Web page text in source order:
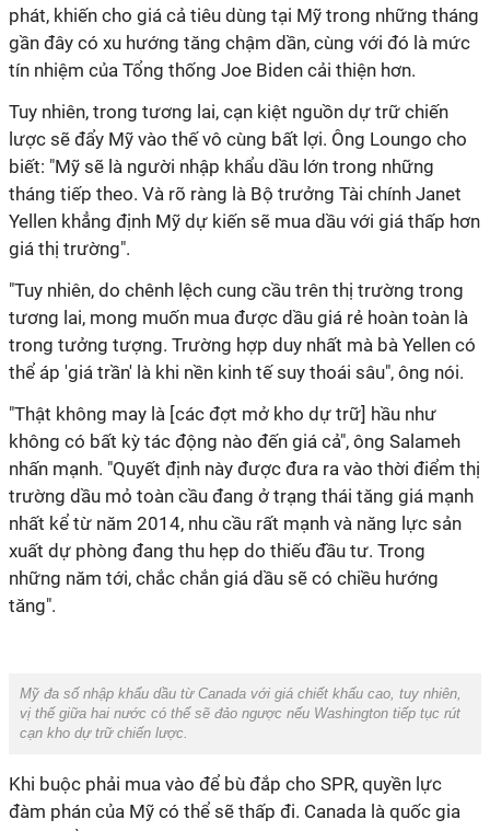
phát, khiến cho giá cả tiêu dùng tại Mỹ trong những tháng
gần đây có xu hướng tăng chậm dần, cùng với đó là mức
tín nhiệm của Tổng thống Joe Biden cải thiện hơn.
Tuy nhiên, trong tương lai, cạn kiệt nguồn dự trữ chiến
lược sẽ đẩy Mỹ vào thế vô cùng bất lợi. Ông Loungo cho
biết: "Mỹ sẽ là người nhập khẩu dầu lớn trong những
tháng tiếp theo. Và rõ ràng là Bộ trưởng Tài chính Janet
Yellen khẳng định Mỹ dự kiến sẽ mua dầu với giá thấp hơn
giá thị trường".
"Tuy nhiên, do chênh lệch cung cầu trên thị trường trong
tương lai, mong muốn mua được dầu giá rẻ hoàn toàn là
trong tưởng tượng. Trường hợp duy nhất mà bà Yellen có
thể áp 'giá trần' là khi nền kinh tế suy thoái sâu", ông nói.
"Thật không may là [các đợt mở kho dự trữ] hầu như
không có bất kỳ tác động nào đến giá cả", ông Salameh
nhấn mạnh. "Quyết định này được đưa ra vào thời điểm thị
trường dầu mỏ toàn cầu đang ở trạng thái tăng giá mạnh
nhất kể từ năm 2014, nhu cầu rất mạnh và năng lực sản
xuất dự phòng đang thu hẹp do thiếu đầu tư. Trong
những năm tới, chắc chắn giá dầu sẽ có chiều hướng
tăng".
Mỹ đa số nhập khẩu dầu từ Canada với giá chiết khấu cao, tuy nhiên,
vị thế giữa hai nước có thể sẽ đảo ngược nếu Washington tiếp tục rút
cạn kho dự trữ chiến lược.
Khi buộc phải mua vào để bù đắp cho SPR, quyền lực
đàm phán của Mỹ có thể sẽ thấp đi. Canada là quốc gia